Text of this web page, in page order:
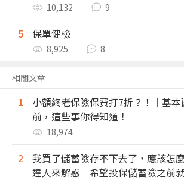
10,132 9
5 保單健檢
8,925 8
相關文章
1
小額終老保險保費打7折？！｜基
前，這些事你得知道！
18,974
2
我買了儲蓄險存不下去了，應該怎
達人來解惑｜希望投保儲蓄險之前